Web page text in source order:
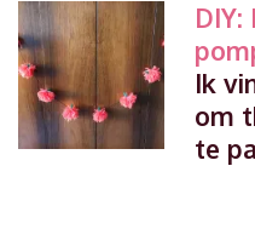
DIY:
Ik
om
te